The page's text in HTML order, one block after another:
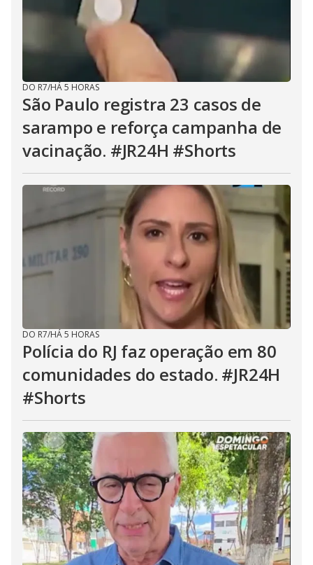
DO R7/HÁ 5 HORAS
São Paulo registra 23 casos de
sarampo e reforça campanha de
vacinação. #JR24H #Shorts
DO R7/HÁ 5 HORAS
Polícia do RJ faz operação em 80
comunidades do estado. #JR24H
#Shorts